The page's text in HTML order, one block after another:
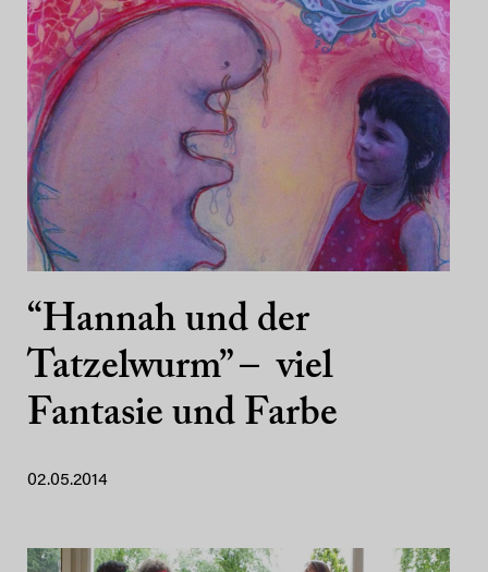
“Hannah und der
Tatzelwurm” – viel
Fantasie und Farbe
02.05.2014